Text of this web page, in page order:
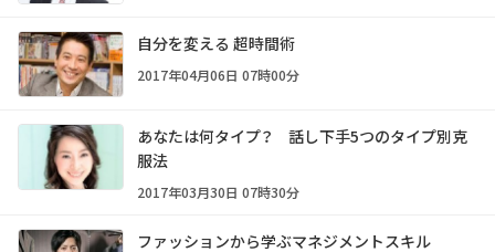
自分を変える 超時間術
2017年04月06日 07時00分
あなたは何タイプ？ 話し下手5つのタイプ別克
服法
2017年03月30日 07時30分
ファッションから学ぶマネジメントスキル